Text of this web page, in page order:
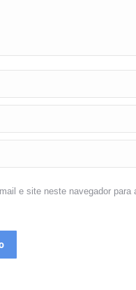
e site neste navegador para